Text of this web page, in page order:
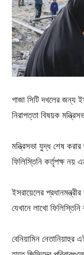
গাজা সিটি দখলের জন্য
নিরাপত্তা বিষয়ক
মন্ত্রিসভা যুদ্ধ শেষ
ফিলিস্তিনি কর্তৃপক্ষ নয়
ইসরায়েলের প্রধানমন্ত্রীর
যেখানে লাখো
বেনিয়ামিন নেতানিয়াহুর